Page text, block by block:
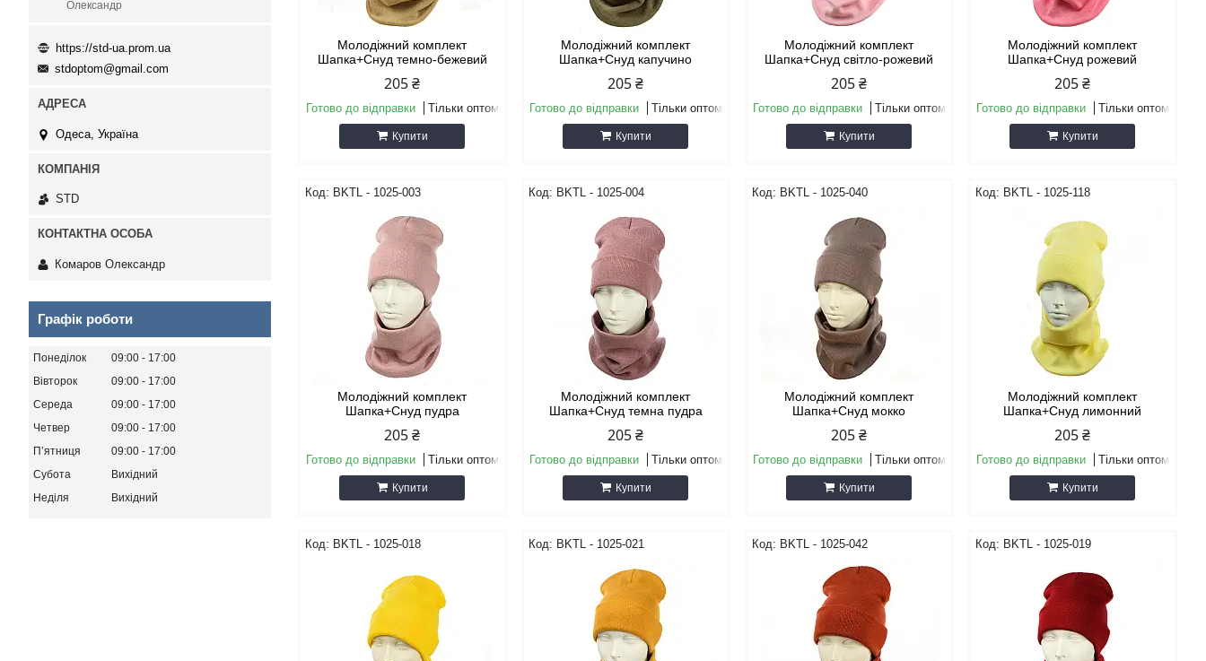
Молодіжний комплект
Шапка+Снуд темно-бежевий
205 ₴
Готово до відправки Тільки оптом
Купити
Молодіжний комплект
Шапка+Снуд капучино
205 ₴
Готово до відправки Тільки оптом
Купити
Молодіжний комплект
Шапка+Снуд світло-рожевий
205 ₴
Готово до відправки Тільки оптом
Купити
Молодіжний комплект
Шапка+Снуд рожевий
205 ₴
Готово до відправки Тільки оптом
Купити
BKТL - 1025-003
Молодіжний комплект
Шапка+Снуд пудра
205 ₴
Готово до відправки Тільки оптом
Купити
BKТL - 1025-004
Молодіжний комплект
Шапка+Снуд темна пудра
205 ₴
Готово до відправки Тільки оптом
Купити
BKТL - 1025-040
Молодіжний комплект
Шапка+Снуд мокко
205 ₴
Готово до відправки Тільки оптом
Купити
BKТL - 1025-118
Молодіжний комплект
Шапка+Снуд лимонний
205 ₴
Готово до відправки Тільки оптом
Купити
BKТL - 1025-018 BKТL - 1025-021 BKТL - 1025-042 BKТL - 1025-019
Олександр
https://std-ua.prom.ua
stdoptom@gmail.com
Одеса, Україна
STD
Комаров Олександр
Графік роботи
Понеділок 09:00
17:00
Вівторок
09:00
17:00
Середа
09:00
17:00
Четвер
09:00
17:00
Пʼятниця
09:00
17:00
Субота
Вихідний
Неділя
Вихідний